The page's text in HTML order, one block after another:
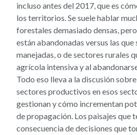
incluso antes del 2017, que es
los territorios. Se suele hablar
forestales demasiado densas,
están abandonadas versus las que
manejadas, o de sectores rurales
agrícola intensiva y al
Todo eso lleva a la discusión
sectores productivos en esos
gestionan y cómo incrementan
de propagación. Los paisajes que
consecuencia de decisiones que